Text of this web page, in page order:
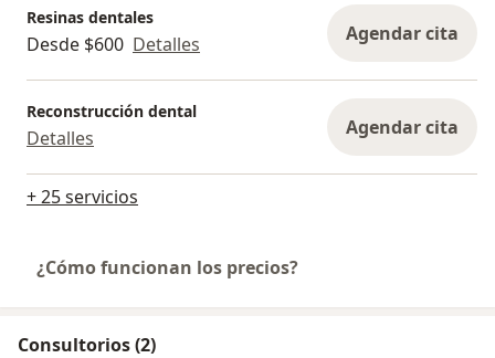
Resinas dentales
Desde $600 Detalles Agendar cita
Reconstrucción dental
Detalles Agendar cita
+ 25 servicios
¿Cómo funcionan los precios?
Consultorios (2)